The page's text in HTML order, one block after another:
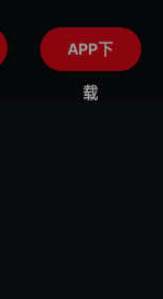
APP下
载